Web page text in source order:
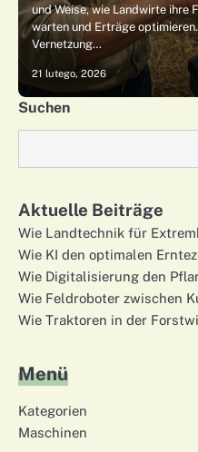
und Weise, wie Landwirte ihre
warten und Erträge
Vernetzung…
21 lutego, 2026
Suchen
Aktuelle Beiträge
Wie Landtechnik für
Wie KI den optimalen
Wie Digitalisierung den
Wie Feldroboter zwischen
Wie Traktoren in der
Menü
Kategorien
Maschinen